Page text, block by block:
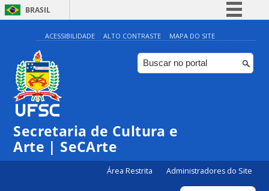
BRASIL
Simplifique!
Comunica BR
Participe
ACESSIBILIDADE ALTO CONTRASTE MAPA DO SITE
Secretaria de Cultura e
Arte | SeCArte
Área Restrita Administradores do Site
0:00
1:00